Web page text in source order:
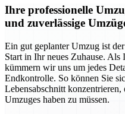
Ihre professionelle
und zuverlässige
Ein gut geplanter Umzug ist
Start in Ihr neues Zuhause.
kümmern wir uns um jedes
Endkontrolle. So können Sie
Lebensabschnitt
Umzuges haben zu müssen.